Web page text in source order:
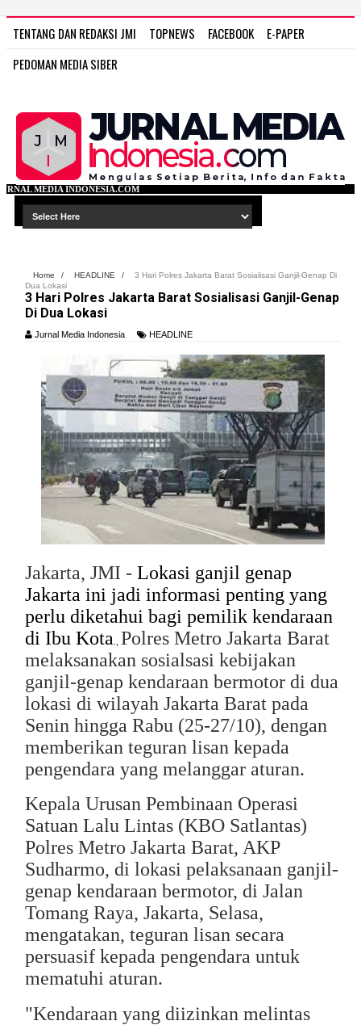
TENTANG DAN REDAKSI JMI TOPNEWS FACEBOOK
E-PAPER
PEDOMAN MEDIA SIBER
Home / HEADLINE /
3 Hari Polres Jakarta Barat Sosialisasi Ganjil-Genap Di
Dua Lokasi
3 Hari Polres Jakarta Barat Sosialisasi Ganjil-Genap
Di Dua Lokasi
Jurnal Media Indonesia HEADLINE
Jakarta, JMI - Lokasi ganjil genap
Jakarta ini jadi informasi penting yang
perlu diketahui bagi pemilik kendaraan
di Ibu Kota Polres Metro Jakarta Barat
melaksanakan sosialsasi kebijakan
ganjil-genap kendaraan bermotor di dua
lokasi di wilayah Jakarta Barat pada
Senin hingga Rabu (25-27/10), dengan
memberikan teguran lisan kepada
pengendara yang melanggar aturan.
Kepala Urusan Pembinaan Operasi
Satuan Lalu Lintas (KBO Satlantas)
Polres Metro Jakarta Barat, AKP
Sudharmo, di lokasi pelaksanaan ganjil-
genap kendaraan bermotor, di Jalan
Tomang Raya, Jakarta, Selasa,
mengatakan, teguran lisan secara
persuasif kepada pengendara untuk
mematuhi aturan.
"Kendaraan yang diizinkan melintas